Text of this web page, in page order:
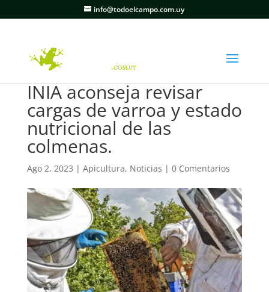
info@todoelcampo.com.uy
INIA aconseja revisar
cargas de varroa y estado
nutricional de las
colmenas.
Ago 2, 2023 | Apicultura, Noticias | 0 Comentarios